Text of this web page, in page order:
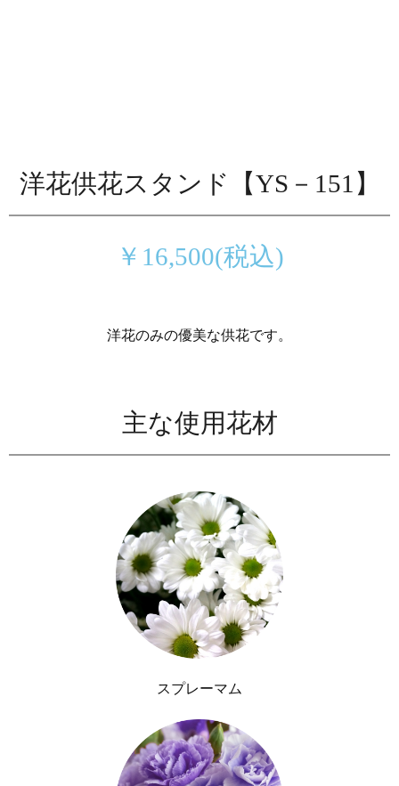
洋花供花スタンド【YS－151】
￥16,500(税込)
洋花のみの優美な供花です。
主な使用花材
スプレーマム